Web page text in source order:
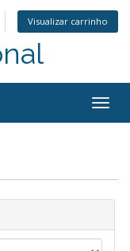
Visualizar carrinho